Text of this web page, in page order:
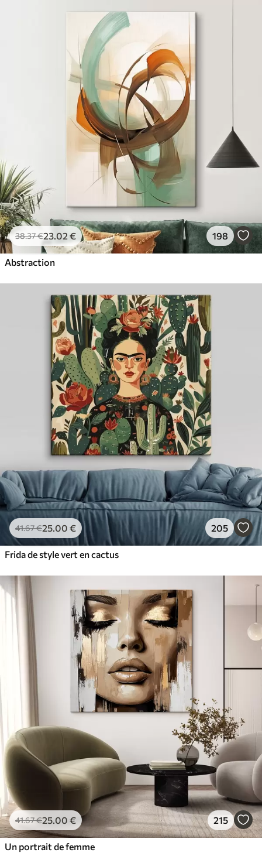
38.37€23.02 € 198
Abstraction
41.67€25.00 € 205
Frida de style vert en cactus
41.67€25.00 € 215
Un portrait de femme